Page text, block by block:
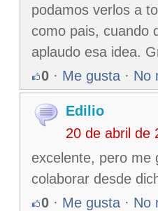
podamos verlos a
como pais, cuando
aplaudo esa idea.
0 · Me gusta · No
Edilio
20 de abril de
excelente, pero me
colaborar desde
0 · Me gusta · No